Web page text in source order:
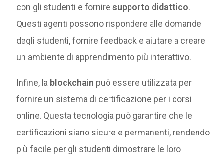
con gli studenti e fornire supporto didattico.
Questi agenti possono rispondere alle domande
degli studenti, fornire feedback e aiutare a creare
un ambiente di apprendimento più interattivo.
Infine, la blockchain può essere utilizzata per
fornire un sistema di certificazione per i corsi
online. Questa tecnologia può garantire che le
certificazioni siano sicure e permanenti, rendendo
più facile per gli studenti dimostrare le loro